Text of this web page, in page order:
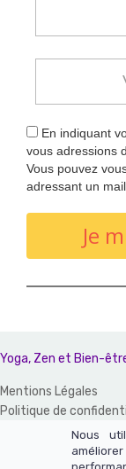
En indiquant
vous adressions
Vous pouvez
adressant un
Je
Yoga, Zen et Bien-
Mentions Légales
Politique de
Un site réalisé
Nous